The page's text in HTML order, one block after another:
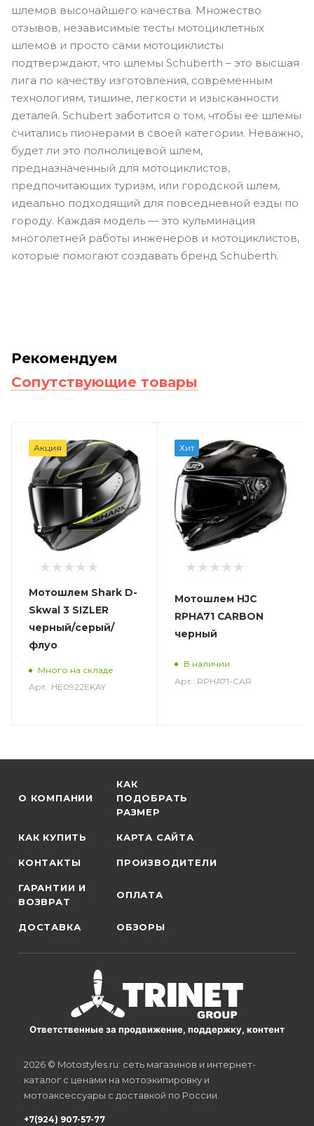
шлемов высочайшего качества. Множество
отзывов, независимые тесты мотоциклетных
шлемов и просто сами мотоциклисты
подтверждают, что шлемы Schuberth – это высшая
лига по качеству изготовления, современным
технологиям, тишине, легкости и изысканности
деталей. Schubert заботится о том, чтобы ее шлемы
считались пионерами в своей категории. Неважно,
будет ли это полнолицевой шлем,
предназначенный для мотоциклистов,
предпочитающих туризм, или городской шлем,
идеально подходящий для повседневной езды по
городу. Каждая модель — это кульминация
многолетней работы инженеров и мотоциклистов,
которые помогают создавать бренд Schuberth.
Рекомендуем
Сопутствующие товары
Акция
Мотошлем Shark D-
Skwal 3 SIZLER
черный/серый/
флуо
Много на складе
Арт.: HE0922EKAY
Хит
Мотошлем HJC
RPHA71 CARBON
черный
В наличии
Арт.: RPHA71-CAR
О КОМПАНИИ
КАК
ПОДОБРАТЬ
РАЗМЕР
КАК КУПИТЬ КАРТА САЙТА
КОНТАКТЫ ПРОИЗВОДИТЕЛИ
ГАРАНТИИ И
ВОЗВРАТ
ОПЛАТА
ДОСТАВКА ОБЗОРЫ
Ответственные за продвижение, поддержку, контент
2026 © Motostyles.ru: сеть магазинов и интернет-
каталог с ценами на мотоэкипировку и
мотоаксессуары с доставкой по России.
+7(924) 907-57-77